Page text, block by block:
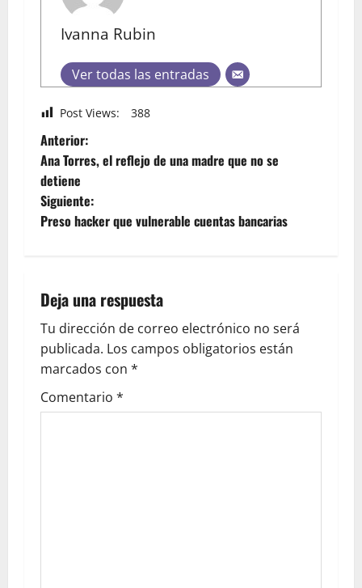
Ivanna Rubin
Ver todas las entradas
Post Views: 388
Anterior:
Ana Torres, el reflejo de una madre que no se
detiene
Siguiente:
Preso hacker que vulnerable cuentas bancarias
Deja una respuesta
Tu dirección de correo electrónico no será
publicada. Los campos obligatorios están
marcados con *
Comentario *